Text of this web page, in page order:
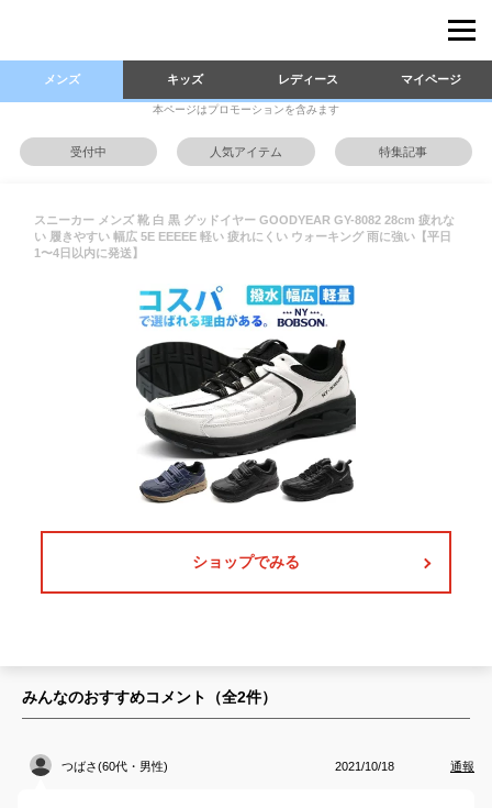
メンズ キッズ レディース マイページ
本ページはプロモーションを含みます
受付中 人気アイテム 特集記事
スニーカー メンズ 靴 白 黒 グッドイヤー GOODYEAR GY-8082 28cm 疲れな
い 履きやすい 幅広 5E EEEEE 軽い 疲れにくい ウォーキング 雨に強い【平日
1〜4日以内に発送】
ショップでみる
みんなのおすすめコメント（全2件）
つばさ(60代・男性) 2021/10/18 通報